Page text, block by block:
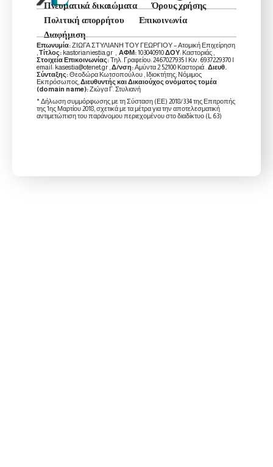
Πνευματικά δικαιώματα
Όρους χρήσης
Πολιτική απορρήτου
Επικοινωνία
Διαφήμιση
Επωνυμία:ΖΙΩΓΑ ΣΤΥΛΙΑΝΗ ΤΟΥ ΓΕΩΡΓΙΟΥ – Ατομική Επιχείρηση
Τίτλος: kastorianiestia.gr , ΑΦΜ:103040910ΔΟΥ: Καστοριάς ,
Στοιχεία Επικοινωνίας:Τηλ. Γραφείου: 2467027935 | Κιν. 6937229370 |
email: kasestia@otenet.gr , Δ/νση:Αμύντα 2 52100 Καστοριά . Διευθ.
Σύνταξης:Θεοδώρα Κωτσοπούλου , Ιδιοκτήτης, Νόμιμος
Εκπρόσωπος, Διευθυντής και Δικαιούχος ονόματος τομέα
(domain name):Ζιώγα Γ. Στυλιανή
* Δήλωση συμμόρφωσης με τη Σύσταση (ΕΕ) 2018/334 της Επιτροπής
της 1ης Μαρτίου 2018, σχετικά με τα μέτρα για την αποτελεσματική
αντιμετώπιση του παράνομου περιεχομένου στο διαδίκτυο (L 63)